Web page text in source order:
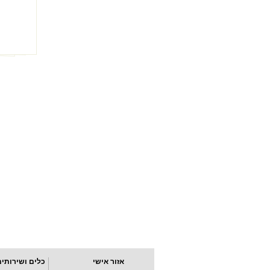
אזור אישי כלים